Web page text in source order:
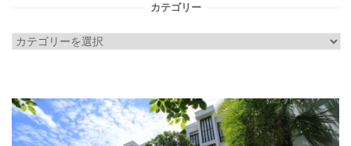
カテゴリー
カ
リ
ー